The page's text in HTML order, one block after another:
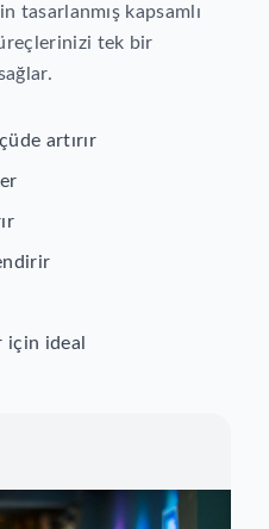
tasarlanmış kapsamlı
tek bir
artırır
için ideal